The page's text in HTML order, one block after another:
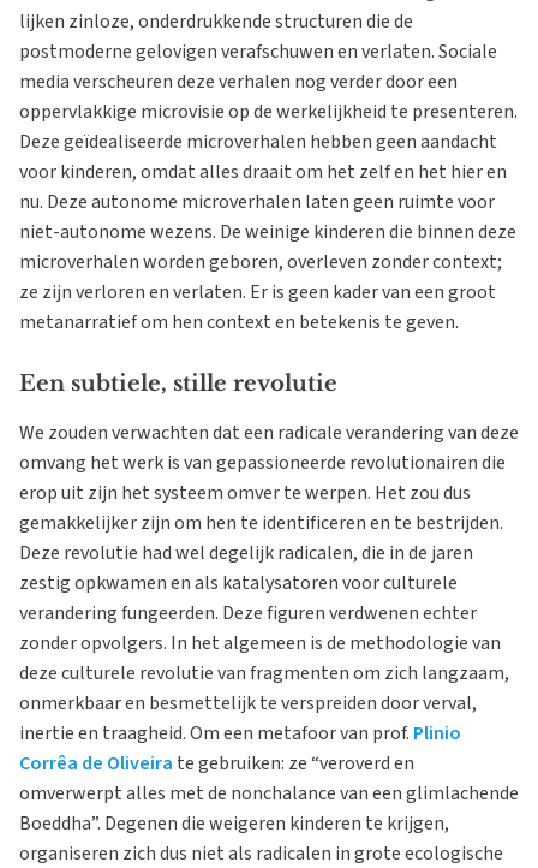
lijken zinloze, onderdrukkende structuren die de
postmoderne gelovigen verafschuwen en verlaten. Sociale
media verscheuren deze verhalen nog verder door een
oppervlakkige microvisie op de werkelijkheid te presenteren.
Deze geïdealiseerde microverhalen hebben geen aandacht
voor kinderen, omdat alles draait om het zelf en het hier en
nu. Deze autonome microverhalen laten geen ruimte voor
niet-autonome wezens. De weinige kinderen die binnen deze
microverhalen worden geboren, overleven zonder context;
ze zijn verloren en verlaten. Er is geen kader van een groot
metanarratief om hen context en betekenis te geven.
Een subtiele, stille revolutie
We zouden verwachten dat een radicale verandering van deze
omvang het werk is van gepassioneerde revolutionairen die
erop uit zijn het systeem omver te werpen. Het zou dus
gemakkelijker zijn om hen te identificeren en te bestrijden.
Deze revolutie had wel degelijk radicalen, die in de jaren
zestig opkwamen en als katalysatoren voor culturele
verandering fungeerden. Deze figuren verdwenen echter
zonder opvolgers. In het algemeen is de methodologie van
deze culturele revolutie van fragmenten om zich langzaam,
onmerkbaar en besmettelijk te verspreiden door verval,
inertie en traagheid. Om een metafoor van prof. Plinio
Corrêa de Oliveira te gebruiken: ze “veroverd en
omverwerpt alles met de nonchalance van een glimlachende
Boeddha”. Degenen die weigeren kinderen te krijgen,
organiseren zich dus niet als radicalen in grote ecologische